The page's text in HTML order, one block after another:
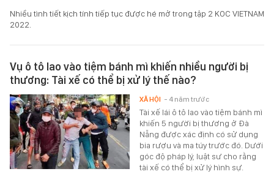
Nhiều tình tiết kịch tính tiếp tục được hé mở trong tập 2 KOC VIETNAM
2022.
Vụ ô tô lao vào tiệm bánh mì khiến nhiều người bị
thương: Tài xế có thể bị xử lý thế nào?
Tài xế lái ô tô lao vào tiệm bánh mì
khiến 5 người bị thương ở Đà
Nẵng được xác định có sử dụng
bia rượu và ma túy trước đó. Dưới
góc độ pháp lý, luật sư cho rằng
tài xế có thể bị xử lý hình sự.
XÃ HỘI - 4 năm trước